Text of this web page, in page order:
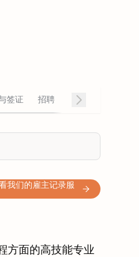
签证 招聘
我们的雇主记录服
方面的高技能专业